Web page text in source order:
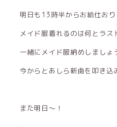
明日も13時半からお給仕お
メイド服着れるのは何とラス
一緒にメイド服納めしましょ
今からとあしら新曲を叩き込
また明日〜！